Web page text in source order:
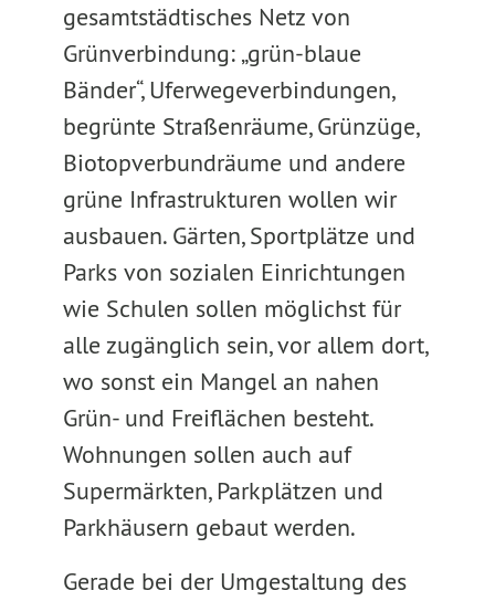
gesamtstädtisches Netz von
Grünverbindung: „grün-blaue
Bänder“, Uferwegeverbindungen,
begrünte Straßenräume, Grünzüge,
Biotopverbundräume und andere
grüne Infrastrukturen wollen wir
ausbauen. Gärten, Sportplätze und
Parks von sozialen Einrichtungen
wie Schulen sollen möglichst für
alle zugänglich sein, vor allem dort,
wo sonst ein Mangel an nahen
Grün- und Freiflächen besteht.
Wohnungen sollen auch auf
Supermärkten, Parkplätzen und
Parkhäusern gebaut werden.
Gerade bei der Umgestaltung des